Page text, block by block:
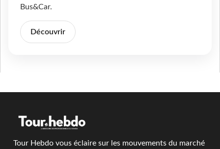
Bus&Car.
Découvrir
Tour Hebdo vous éclaire sur les mouvements du marché